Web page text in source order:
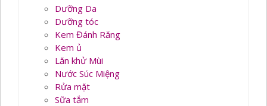
Dưỡng Da
Dưỡng tóc
Kem Đánh Răng
Kem ủ
Lăn khử Mùi
Nước Súc Miệng
Rửa mặt
Sữa tắm